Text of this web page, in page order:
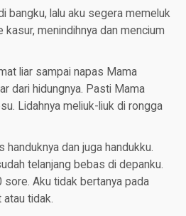
bangku, lalu aku segera memeluk
kasur, menindihnya dan mencium
liar sampai napas Mama
dari hidungnya. Pasti Mama
Lidahnya meliuk-liuk di rongga
dan juga handukku.
telanjang bebas di depanku.
sore. Aku tidak bertanya pada
atau tidak.